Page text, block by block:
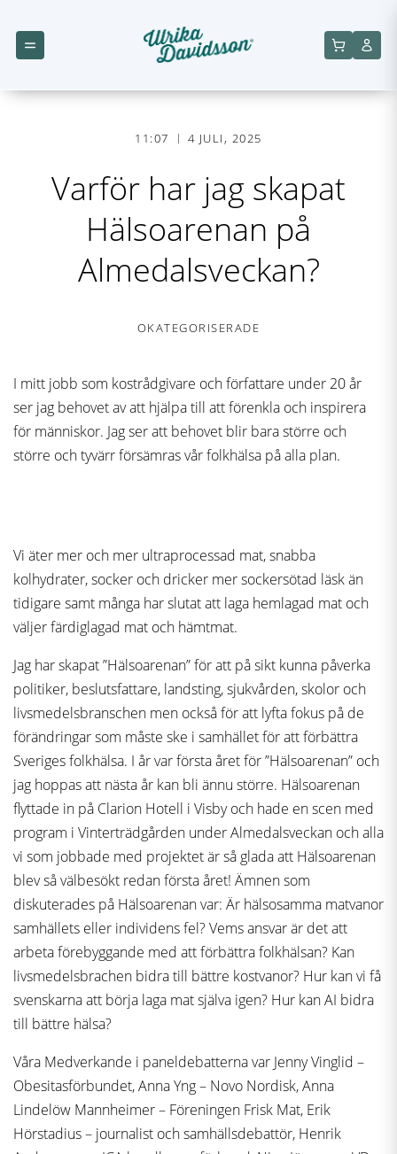
11:07 4 JULI, 2025
Varför har jag skapat
Hälsoarenan på
Almedalsveckan?
OKATEGORISERADE
I mitt jobb som kostrådgivare och författare under 20 år
ser jag behovet av att hjälpa till att förenkla och inspirera
för människor. Jag ser att behovet blir bara större och
större och tyvärr försämras vår folkhälsa på alla plan.
Vi äter mer och mer ultraprocessad mat, snabba
kolhydrater, socker och dricker mer sockersötad läsk än
tidigare samt många har slutat att laga hemlagad mat och
väljer färdiglagad mat och hämtmat.
Jag har skapat ”Hälsoarenan” för att på sikt kunna påverka
politiker, beslutsfattare, landsting, sjukvården, skolor och
livsmedelsbranschen men också för att lyfta fokus på de
förändringar som måste ske i samhället för att förbättra
Sveriges folkhälsa. I år var första året för ”Hälsoarenan” och
jag hoppas att nästa år kan bli ännu större. Hälsoarenan
flyttade in på Clarion Hotell i Visby och hade en scen med
program i Vinterträdgården under Almedalsveckan och alla
vi som jobbade med projektet är så glada att Hälsoarenan
blev så välbesökt redan första året! Ämnen som
diskuterades på Hälsoarenan var: Är hälsosamma matvanor
samhällets eller individens fel? Vems ansvar är det att
arbeta förebyggande med att förbättra folkhälsan? Kan
livsmedelsbrachen bidra till bättre kostvanor? Hur kan vi få
svenskarna att börja laga mat själva igen? Hur kan AI bidra
till bättre hälsa?
Våra Medverkande i paneldebatterna var Jenny Vinglid –
Obesitasförbundet, Anna Yng – Novo Nordisk, Anna
Lindelöw Mannheimer – Föreningen Frisk Mat, Erik
Hörstadius – journalist och samhällsdebattör, Henrik